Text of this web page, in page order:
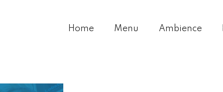
Home Menu Ambience